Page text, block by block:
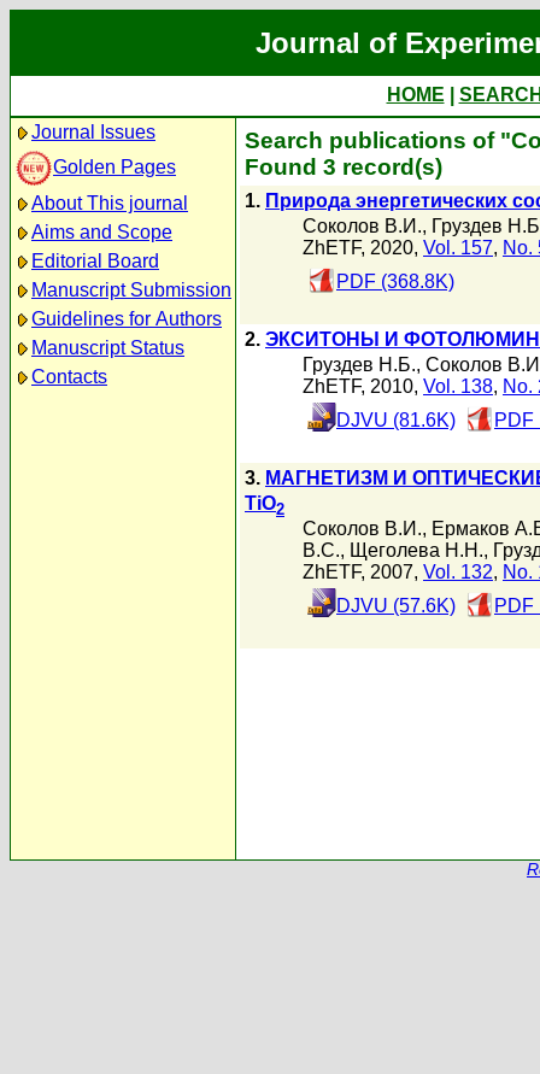
Journal of
HOME
Journal Issues
Golden Pages
About This journal
Aims and Scope
Editorial Board
Manuscript Submission
Guidelines for Authors
Manuscript Status
Contacts
Search publications of
Found 3 record(s)
1. Природа энергетических
Соколов В.И., Груздев
ZhETF, 2020, Vol. 157, No.
PDF (368.8K)
2. ЭКСИТОНЫ И
Груздев Н.Б., Соколов
ZhETF, 2010, Vol. 138, No.
DJVU (81.6K)
PDF
3. МАГНЕТИЗМ И
TiO2
Соколов В.И., Ермаков
В.С., Щеголева Н.Н.,
ZhETF, 2007, Vol. 132, No.
DJVU (57.6K)
PDF